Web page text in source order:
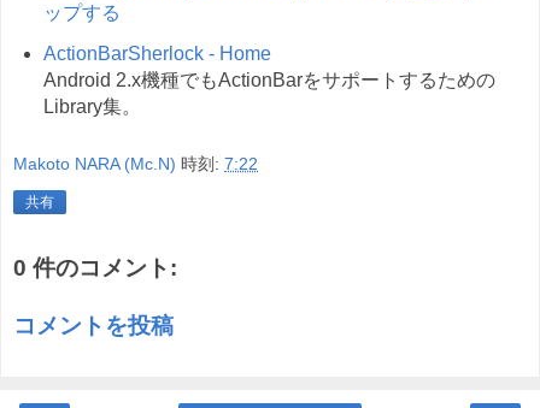
ップする
ActionBarSherlock - Home
Android 2.x機種でもActionBarをサポートするための
Library集。
Makoto NARA (Mc.N) 時刻: 7:22
共有
0 件のコメント:
コメントを投稿